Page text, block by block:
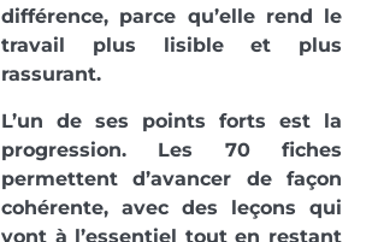
différence, parce qu’elle rend le
travail plus lisible et plus
rassurant.
L’un de ses points forts est la
progression. Les 70 fiches
permettent d’avancer de façon
cohérente, avec des leçons qui
vont à l’essentiel tout en restant